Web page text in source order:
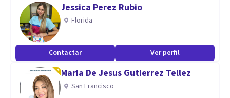
Jessica Perez Rubio
Florida
Contactar Ver perfil
Maria De Jesus Gutierrez Tellez
San Francisco